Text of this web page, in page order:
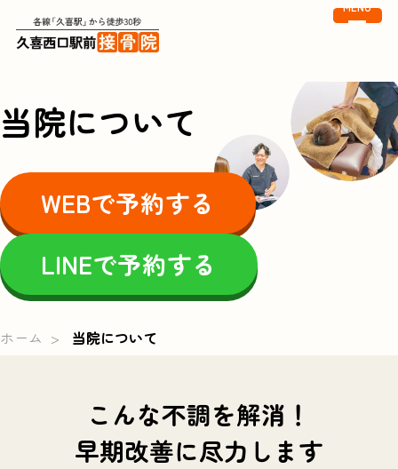
MENU
当院について
WEBで予約する
LINEで予約する
ホーム 当院について
こんな不調を解消！
早期改善に尽力します